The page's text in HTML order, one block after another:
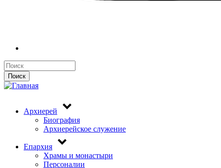
Поиск
Поиск
Архиерей
Биография
Архиерейское служение
Епархия
Храмы и монастыри
Персоналии